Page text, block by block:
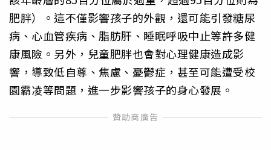
肥胖）。這不僅影響孩子的外觀，還可能引發糖尿
病、心血管疾病、脂肪肝、睡眠呼吸中止等許多健
康風險。另外，兒童肥胖也會對心理健康造成影
響，導致低自尊、焦慮、憂鬱症，甚至可能遭受校
園霸凌等問題，進一步影響孩子的身心發展。